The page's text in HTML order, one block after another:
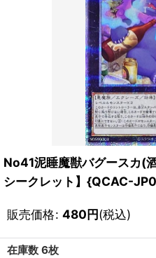
No41泥睡魔獣バグースカ(
シークレット】{QCAC-
販売価格: 480円(税込)
在庫数 6枚